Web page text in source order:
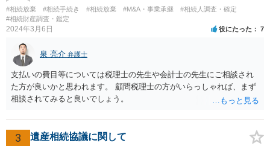
望に関する申出書」と共に提出することも考えられます。 ご質問：書
いた方が良い事と書かない方が良い事 回答： お姉さんが申立書の「申
立ての趣旨」のところに書いている遺産の分け方に対して意見があれ
ば、まずそれを書くとよいです。 次に「申立ての理由」のところに、
なぜ調停を申し立てたのか(例えば、あかささんと話合いが出来ない／
決裂した、など)や亡くなった方・あかささん・お姉さん間の事情やい
きさつなどが書かれていると思うので、あかささんから見てそれは違
うと感じるところは、どのように違うのか、など書くとよいです。 そ
の他、お姉さんの申立書には書かれていないけど、どのように遺産を
った等)、それも書くとよいです。 書かない方が良いと思うことは、遺
#相続放棄 #相続手続き #相続放棄 #M&A・事業承継
#相続人調査・確定
#相続財産調査・鑑定
2024年3月6日 役にたった 7
泉 亮介 弁護士
支払いの費目等については税理士の先生や会計士の先生にご相談され
た方が良いかと思われます。 顧問税理士の方がいらっしゃれば、まず
相談されてみると良いでしょう。
3 遺産相続協議に関して